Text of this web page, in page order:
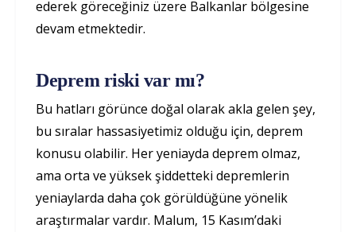
ederek göreceğiniz üzere Balkanlar bölgesine
devam etmektedir.
Deprem riski var mı?
Bu hatları görünce doğal olarak akla gelen şey,
bu sıralar hassasiyetimiz olduğu için, deprem
konusu olabilir. Her yeniayda deprem olmaz,
ama orta ve yüksek şiddetteki depremlerin
yeniaylarda daha çok görüldüğüne yönelik
araştırmalar vardır. Malum, 15 Kasım’daki